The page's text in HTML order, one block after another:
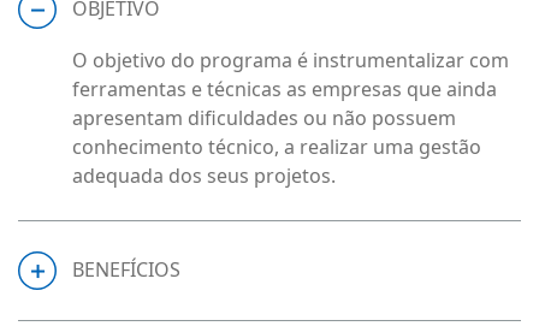
OBJETIVO
O objetivo do programa é instrumentalizar com
ferramentas e técnicas as empresas que ainda
apresentam dificuldades ou não possuem
conhecimento técnico, a realizar uma gestão
adequada dos seus projetos.
BENEFÍCIOS